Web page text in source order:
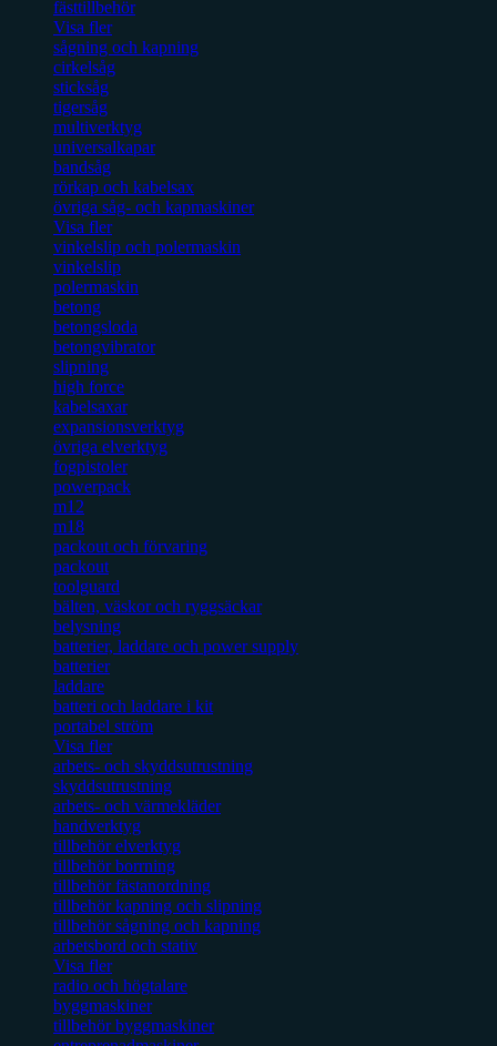
fästtillbehör
Visa fler
sågning och kapning
cirkelsåg
sticksåg
tigersåg
multiverktyg
universalkapar
bandsåg
rörkap och kabelsax
övriga såg- och kapmaskiner
Visa fler
vinkelslip och polermaskin
vinkelslip
polermaskin
betong
betongsloda
betongvibrator
slipning
high force
kabelsaxar
expansionsverktyg
övriga elverktyg
fogpistoler
powerpack
m12
m18
packout och förvaring
packout
toolguard
bälten, väskor och ryggsäckar
belysning
batterier, laddare och power supply
batterier
laddare
batteri och laddare i kit
portabel ström
Visa fler
arbets- och skyddsutrustning
skyddsutrustning
arbets- och värmekläder
handverktyg
tillbehör elverktyg
tillbehör borrning
tillbehör fästanordning
tillbehör kapning och slipning
tillbehör sågning och kapning
arbetsbord och stativ
Visa fler
radio och högtalare
byggmaskiner
tillbehör byggmaskiner